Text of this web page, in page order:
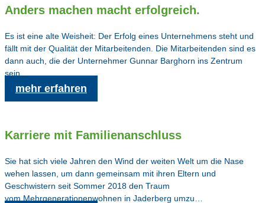
Anders machen macht erfolgreich.
Es ist eine alte Weisheit: Der Erfolg eines Unternehmens steht und
fällt mit der Qualität der Mitarbeitenden. Die Mitarbeitenden sind es
dann auch, die der Unternehmer Gunnar Barghorn ins Zentrum
sein…
mehr erfahren
Karriere mit Familienanschluss
Sie hat sich viele Jahren den Wind der weiten Welt um die Nase
wehen lassen, um dann gemeinsam mit ihren Eltern und
Geschwistern seit Sommer 2018 den Traum
vom Mehrgenerationenwohnen in Jaderberg umzu…